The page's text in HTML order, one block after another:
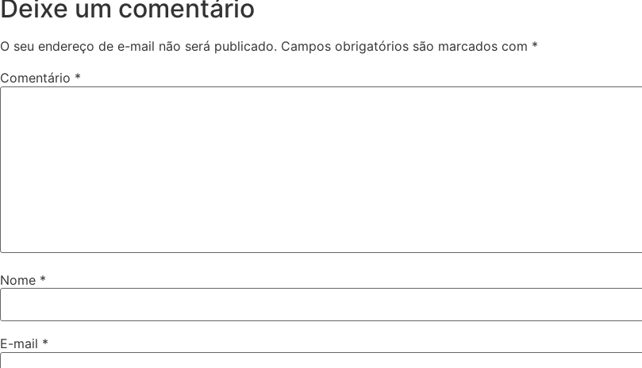
Deixe um comentário
O seu endereço de e-mail não será publicado. Campos obrigatórios são marcados com *
Comentário *
Nome *
E-mail *